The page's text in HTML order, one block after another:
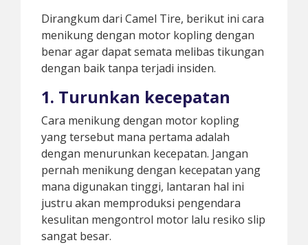
Dirangkum dari Camel Tire, berikut ini cara
menikung dengan motor kopling dengan
benar agar dapat semata melibas tikungan
dengan baik tanpa terjadi insiden.
1. Turunkan kecepatan
Cara menikung dengan motor kopling
yang tersebut mana pertama adalah
dengan menurunkan kecepatan. Jangan
pernah menikung dengan kecepatan yang
mana digunakan tinggi, lantaran hal ini
justru akan memproduksi pengendara
kesulitan mengontrol motor lalu resiko slip
sangat besar.